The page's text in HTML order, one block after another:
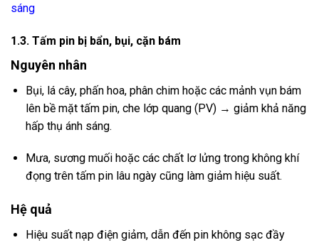
sáng
1.3. Tấm pin bị bẩn, bụi, cặn bám
Nguyên nhân
Bụi, lá cây, phấn hoa, phân chim hoặc các mảnh vụn bám
lên bề mặt tấm pin, che lớp quang (PV) → giảm khả năng
hấp thụ ánh sáng.
Mưa, sương muối hoặc các chất lơ lửng trong không khí
đọng trên tấm pin lâu ngày cũng làm giảm hiệu suất.
Hệ quả
Hiệu suất nạp điện giảm, dẫn đến pin không sạc đầy